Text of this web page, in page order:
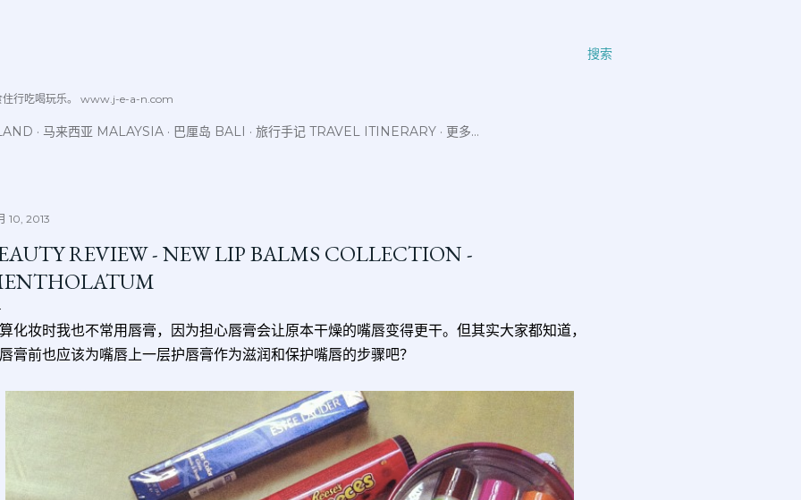
搜索
住行吃喝玩乐。 www.j-e-a-n.com
马来西亚 MALAYSIA 巴厘岛 BALI 旅行手记 TRAVEL ITINERARY 更多…
10, 2013
REVIEW - NEW LIP BALMS COLLECTION -
化妆时我也不常用唇膏，因为担心唇膏会让原本干燥的嘴唇变得更干。但其实大家都知道，
膏前也应该为嘴唇上一层护唇膏作为滋润和保护嘴唇的步骤吧？